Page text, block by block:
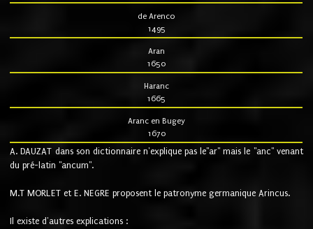
de Arenco
1495
Aran
1650
Haranc
1665
Aranc en Bugey
1670
A. DAUZAT dans son dictionnaire n'explique pas le"ar" mais le "anc" venant
du pré-latin "ancum".
M.T MORLET et E. NEGRE proposent le patronyme germanique Arincus.
Il existe d'autres explications :